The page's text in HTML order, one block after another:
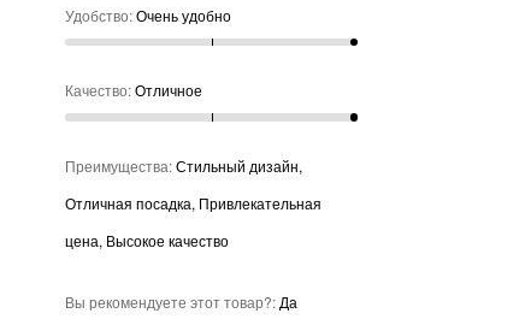
Удобство:Очень удобно
Качество:Отличное
Преимущества:Стильный дизайн,
Отличная посадка, Привлекательная
цена, Высокое качество
Вы рекомендуете этот товар?: Да